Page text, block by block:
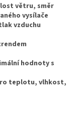
větru, směr
vysílače
vzduchu
hodnoty s
teplotu, vlhkost,